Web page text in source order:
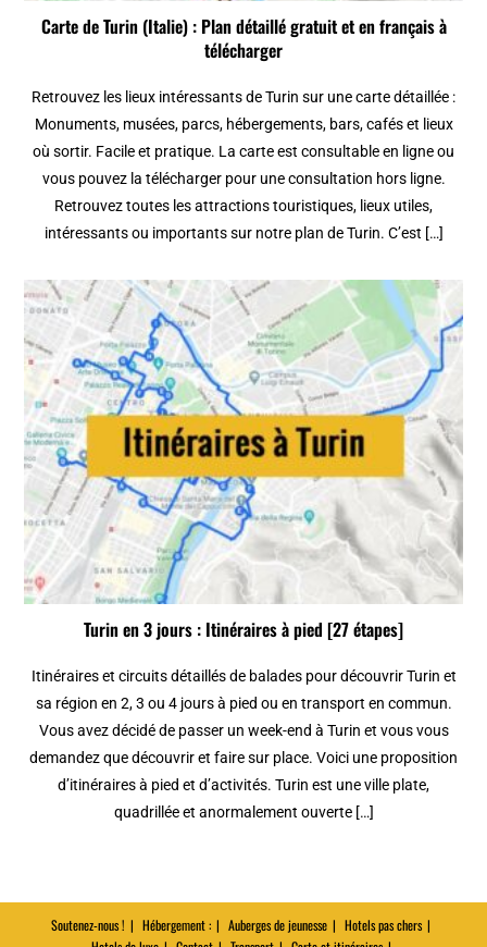
Carte de Turin (Italie) : Plan détaillé gratuit et en français à
télécharger
Retrouvez les lieux intéressants de Turin sur une carte détaillée :
Monuments, musées, parcs, hébergements, bars, cafés et lieux
où sortir. Facile et pratique. La carte est consultable en ligne ou
vous pouvez la télécharger pour une consultation hors ligne.
Retrouvez toutes les attractions touristiques, lieux utiles,
intéressants ou importants sur notre plan de Turin. C’est […]
Turin en 3 jours : Itinéraires à pied [27 étapes]
Itinéraires et circuits détaillés de balades pour découvrir Turin et
sa région en 2, 3 ou 4 jours à pied ou en transport en commun.
Vous avez décidé de passer un week-end à Turin et vous vous
demandez que découvrir et faire sur place. Voici une proposition
d’itinéraires à pied et d’activités. Turin est une ville plate,
quadrillée et anormalement ouverte […]
Soutenez-nous ! Hébergement : Auberges de jeunesse
Hotels pas chers